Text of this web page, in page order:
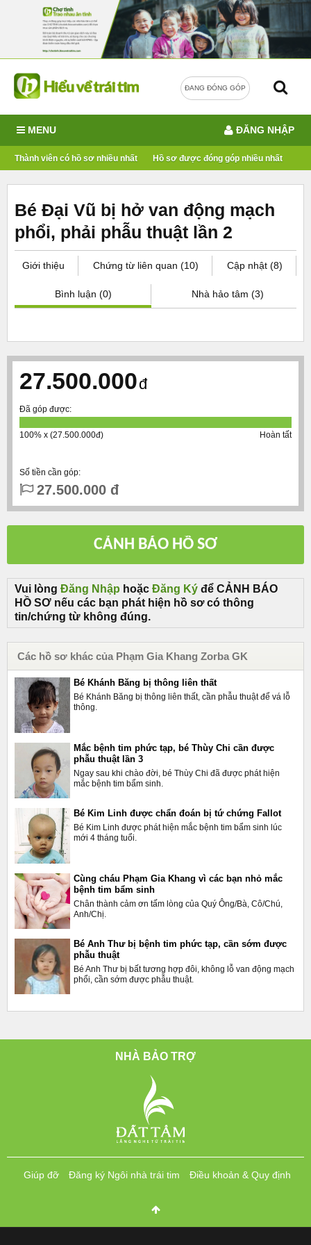
ĐANG ĐÓNG GÓP
MENU
Thành viên có hồ sơ nhiều nhất Hồ sơ được đóng góp nhiều nhất
ĐĂNG NHẬP
Bé Đại Vũ bị hở van động mạch
phổi, phải phẫu thuật lần 2
Giới thiệu Chứng từ liên quan (10) Cập nhật (8)
Bình luận (0) Nhà hảo tâm (3)
27.500.000đ
Đã góp được:
100% x (27.500.000đ) Hoàn tất
Số tiền cần góp:
27.500.000 đ
Vui lòng Đăng Nhập hoặc Đăng Ký để CẢNH BÁO
HỒ SƠ nếu các bạn phát hiện hồ sơ có thông
tin/chứng từ không đúng.
Các hồ sơ khác của Phạm Gia Khang Zorba GK
Bé Khánh Băng bị thông liên thất
Bé Khánh Băng bị thông liên thất, cần phẫu thuật để vá lỗ
thông.
Mắc bệnh tim phức tạp, bé Thùy Chi cần được
phẫu thuật lần 3
Ngay sau khi chào đời, bé Thùy Chi đã được phát hiện
mắc bệnh tim bẩm sinh.
Bé Kim Linh được chẩn đoán bị tứ chứng Fallot
Bé Kim Linh được phát hiện mắc bệnh tim bẩm sinh lúc
mới 4 tháng tuổi.
Cùng cháu Phạm Gia Khang vì các bạn nhỏ mắc
bệnh tim bẩm sinh
Chân thành cảm ơn tấm lòng của Quý Ông/Bà, Cô/Chú,
Anh/Chị.
Bé Anh Thư bị bệnh tim phức tạp, cần sớm được
phẫu thuật
Bé Anh Thư bị bất tương hợp đôi, không lỗ van động mạch
phổi, cần sớm được phẫu thuật.
NHÀ BẢO TRỢ
Giúp đỡ Đăng ký Ngôi nhà trái tim Điều khoản & Quy định